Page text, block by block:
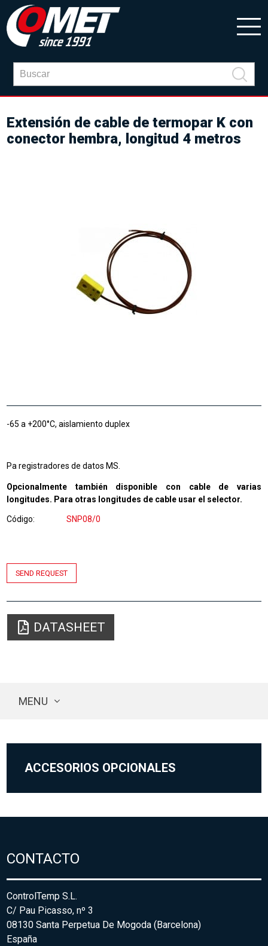
Extensión de cable de termopar K con
conector hembra, longitud 4 metros
-65 a +200°C, aislamiento duplex
Pa registradores de datos MS.
Opcionalmente también disponible con cable de varias
longitudes. Para otras longitudes de cable usar el selector.
Código SNP08/0
SEND REQUEST
DATASHEET
MENU
ACCESORIOS OPCIONALES
CONTACTO
ControlTemp S.L.
C/ Pau Picasso, nº 3
08130 Santa Perpetua De Mogoda (Barcelona)
España